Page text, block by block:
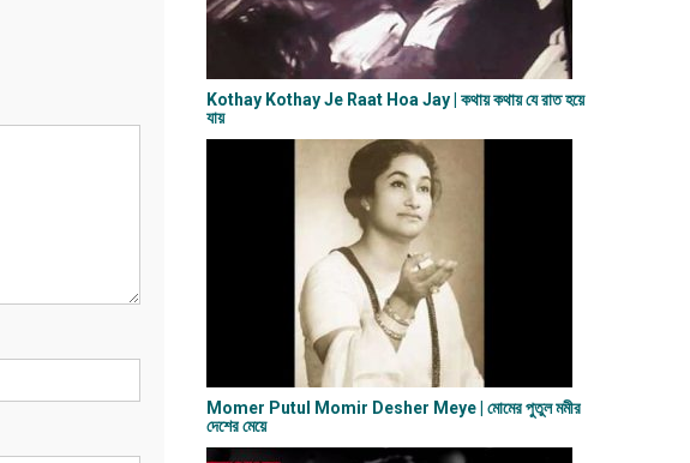
Kothay Kothay Je Raat Hoa Jay | কথায় কথায় যে রাত হয়ে
যায়
Momer Putul Momir Desher Meye | মোমের পুতুল মমীর
দেশের মেয়ে